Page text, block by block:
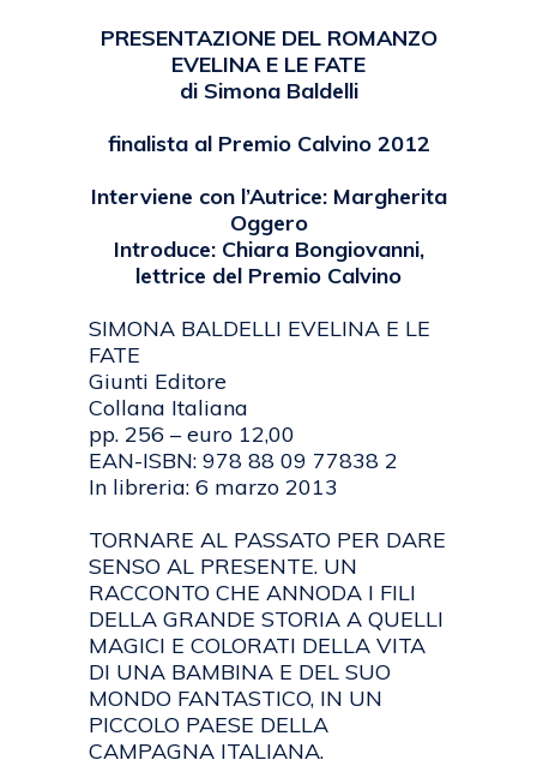
PRESENTAZIONE DEL ROMANZO
EVELINA E LE FATE
di Simona Baldelli
finalista al Premio Calvino 2012
Interviene con l’Autrice: Margherita
Oggero
Introduce: Chiara Bongiovanni,
lettrice del Premio Calvino
SIMONA BALDELLI EVELINA E LE
FATE
Giunti Editore
Collana Italiana
pp. 256 – euro 12,00
EAN-ISBN: 978 88 09 77838 2
In libreria: 6 marzo 2013
TORNARE AL PASSATO PER DARE
SENSO AL PRESENTE. UN
RACCONTO CHE ANNODA I FILI
DELLA GRANDE STORIA A QUELLI
MAGICI E COLORATI DELLA VITA
DI UNA BAMBINA E DEL SUO
MONDO FANTASTICO, IN UN
PICCOLO PAESE DELLA
CAMPAGNA ITALIANA.